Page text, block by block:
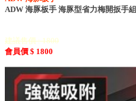
ADW 海豚板手 海豚型省力梅開扳手組
建議售價 : 1800
會員價 $ 1800